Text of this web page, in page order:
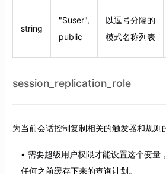
string
"$user",
public
以逗号分隔的
模式名称列表
session_replication_role
为当前会话控制复制相关的触发器和规则
需要超级用户权限才能设置这个变量
任何之前缓存下来的查询计划。